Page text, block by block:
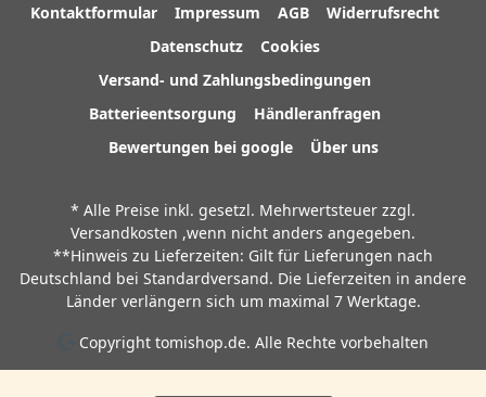
Kontaktformular
Impressum AGB
Widerrufsrecht
Datenschutz
Cookies
Versand- und Zahlungsbedingungen
Batterieentsorgung
Händleranfragen
Bewertungen bei google
Über uns
* Alle Preise inkl. gesetzl. Mehrwertsteuer zzgl.
Versandkosten ,wenn nicht anders angegeben.
**Hinweis zu Lieferzeiten: Gilt für Lieferungen nach
Deutschland bei Standardversand. Die Lieferzeiten in andere
Länder verlängern sich um maximal 7 Werktage.
Copyright tomishop.de. Alle Rechte vorbehalten